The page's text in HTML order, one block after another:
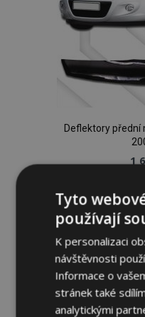
Deflektory přední
1
Přidat
Tyto
používají
K personalizaci
návštěvnosti
Informace o
stránek také
analytickými